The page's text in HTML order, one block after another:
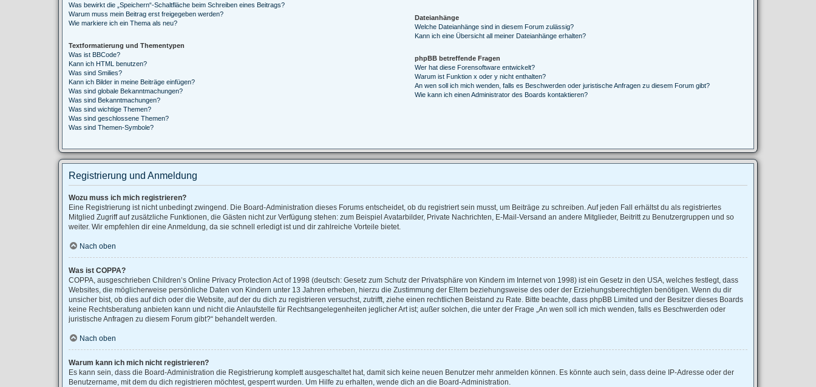
Was bewirkt die „Speichern“-Schaltfläche beim Schreiben eines Beitrags?
Warum muss mein Beitrag erst freigegeben werden?
Wie markiere ich ein Thema als neu?
Textformatierung und Thementypen
Was ist BBCode?
Kann ich HTML benutzen?
Was sind Smilies?
Kann ich Bilder in meine Beiträge einfügen?
Was sind globale Bekanntmachungen?
Was sind Bekanntmachungen?
Was sind wichtige Themen?
Was sind geschlossene Themen?
Was sind Themen-Symbole?
Dateianhänge
Welche Dateianhänge sind in diesem Forum zulässig?
Kann ich eine Übersicht all meiner Dateianhänge erhalten?
phpBB betreffende Fragen
Wer hat diese Forensoftware entwickelt?
Warum ist Funktion x oder y nicht enthalten?
An wen soll ich mich wenden, falls es Beschwerden oder juristische Anfragen zu diesem Forum gibt?
Wie kann ich einen Administrator des Boards kontaktieren?
Registrierung und Anmeldung
Wozu muss ich mich registrieren?
Eine Registrierung ist nicht unbedingt zwingend. Die Board-Administration dieses Forums entscheidet, ob du registriert sein musst, um Beiträge zu schreiben. Auf jeden Fall erhältst du als registriertes
Mitglied Zugriff auf zusätzliche Funktionen, die Gästen nicht zur Verfügung stehen: zum Beispiel Avatarbilder, Private Nachrichten, E-Mail-Versand an andere Mitglieder, Beitritt zu Benutzergruppen und so
weiter. Wir empfehlen dir eine Anmeldung, da sie schnell erledigt ist und dir zahlreiche Vorteile bietet.
Nach oben
Was ist COPPA?
COPPA, ausgeschrieben Children’s Online Privacy Protection Act of 1998 (deutsch: Gesetz zum Schutz der Privatsphäre von Kindern im Internet von 1998) ist ein Gesetz in den USA, welches festlegt, dass
Websites, die möglicherweise persönliche Daten von Kindern unter 13 Jahren erheben, hierzu die Zustimmung der Eltern beziehungsweise des oder der Erziehungsberechtigten benötigen. Wenn du dir
unsicher bist, ob dies auf dich oder die Website, auf der du dich zu registrieren versuchst, zutrifft, ziehe einen rechtlichen Beistand zu Rate. Bitte beachte, dass phpBB Limited und der Besitzer dieses Boards
keine Rechtsberatung anbieten kann und nicht die Anlaufstelle für Rechtsangelegenheiten jeglicher Art ist; außer solchen, die unter der Frage „An wen soll ich mich wenden, falls es Beschwerden oder
juristische Anfragen zu diesem Forum gibt?“ behandelt werden.
Nach oben
Warum kann ich mich nicht registrieren?
Es kann sein, dass die Board-Administration die Registrierung komplett ausgeschaltet hat, damit sich keine neuen Benutzer mehr anmelden können. Es könnte auch sein, dass deine IP-Adresse oder der
Benutzername, mit dem du dich registrieren möchtest, gesperrt wurden. Um Hilfe zu erhalten, wende dich an die Board-Administration.